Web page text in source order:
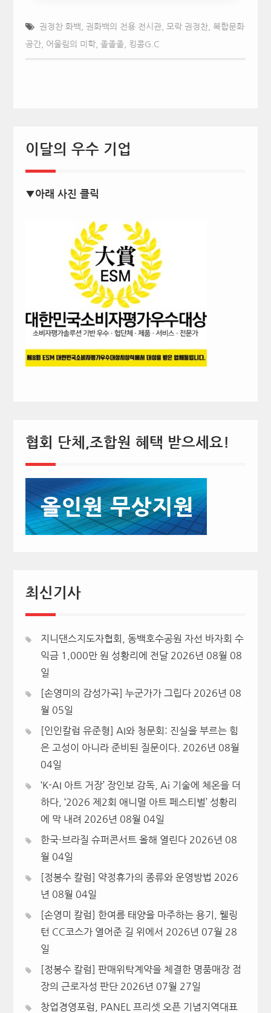
권정찬 화백 권화백의 전용 전시관, 모락 권정찬, 복합문화
공간, 어울림의 미학, 졸졸졸, 킹콩G.C
이달의 우수 기업
▼아래 사진 클릭
협회 단체,조합원 혜택 받으세요!
최신기사
지니댄스지도자협회, 동백호수공원 자선 바자회 수
익금 1,000만 원 성황리에 전달 2026년 08월 08
일
[손영미의 감성가곡] 누군가가 그립다 2026년 08
월 05일
[인인칼럼 유준형] AI와 청문회: 진실을 부르는 힘
은 고성이 아니라 준비된 질문이다.
2026년 08월
04일
‘K-AI 아트 거장’ 장인보 감독, Ai 기술에 체온을 더
하다, ‘2026 제2회 애니멀 아트 페스티벌’ 성황리
에 막 내려 2026년 08월 04일
한국·브라질 슈퍼콘서트 올해 열린다 2026년 08
월 04일
[정봉수 칼럼] 약정휴가의 종류와 운영방법 2026
년 08월 04일
[손영미 칼럼] 한여름 태양을 마주하는 용기, 웰링
턴 CC코스가 열어준 길 위에서 2026년 07월 28
일
[정봉수 칼럼] 판매위탁계약을 체결한 명품매장 점
장의 근로자성 판단 2026년 07월 27일
창업경영포럼, PANEL 프리셋 오픈 기념지역대표